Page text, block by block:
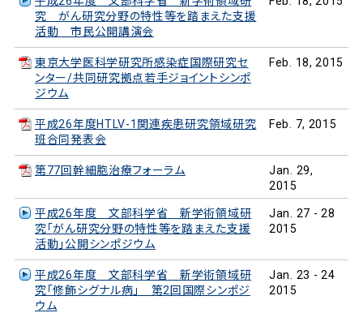
究 がん研究分野の特性等を踏まえた支援
活動 市民公開講演会
東京大学医科学研究所感染症国際研究セ
ンター/共同研究拠点若手ジョイントシンポ
ジウム
Feb. 18, 2015
平成26年度HTLV-1関連疾患研究領域研究
班合同発表会
Feb. 7, 2015
第77回幹細胞治療フォーラム
Jan. 29,
2015
平成26年度 文部科学省 新学術領域研
究「がん研究分野の特性等を踏まえた支援
活動」公開シンポジウム
Jan. 27 - 28
2015
平成26年度 文部科学省 新学術領域研
究「修飾シグナル病」 第2回国際シンポジ
ウム
Jan. 23 - 24
2015